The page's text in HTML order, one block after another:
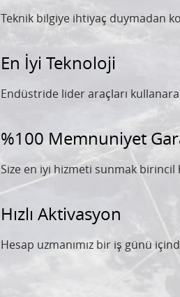
Teknik bilgiye ihtiyaç duymadan
En İyi Teknoloji
Endüstride lider araçları
%100 Memnuniyet
Size en iyi hizmeti sunmak birincil
Hızlı Aktivasyon
Hesap uzmanımız bir iş günü